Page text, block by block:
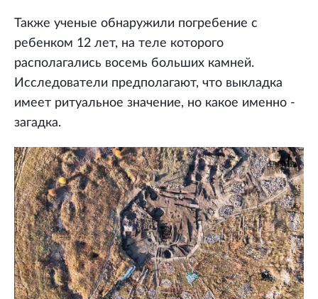
Также ученые обнаружили погребение с
ребенком 12 лет, на теле которого
располагались восемь больших камней.
Исследователи предполагают, что выкладка
имеет ритуальное значение, но какое именно -
загадка.